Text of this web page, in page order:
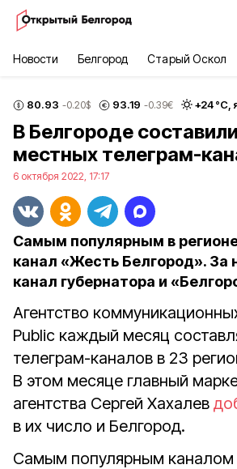
Новости Белгород Старый Оскол
80.93 -0.20$ 93.19 -0.39€ +24°С,
В Белгороде
местных телеграм-
6 октября 2022, 17:17
Самым популярным в
канал «Жесть Белгород». За
канал губернатора и
Агентство
Public каждый месяц
телеграм-каналов в 23
В этом месяце главный
агентства Сергей Хахалев
в их число и Белгород.
Самым популярным каналом